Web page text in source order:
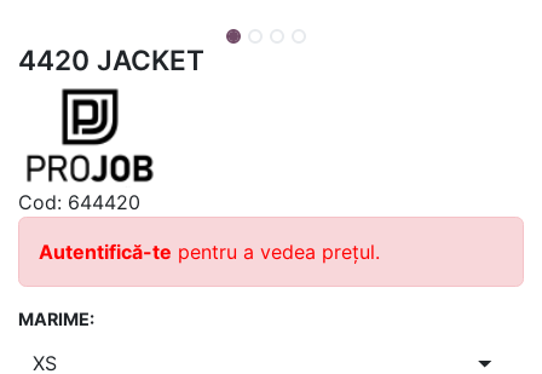
4420 JACKET
Cod: 644420
Autentifică-te pentru a vedea prețul.
MARIME: